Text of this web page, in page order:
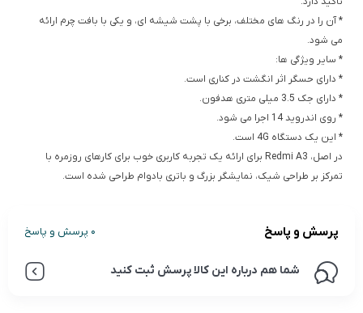
* آن را در رنگ های مختلف، برخی با پشت شیشه ای، و یکی با بافت چرم ارائه
می شود.
* سایر ویژگی ها:
* دارای حسگر اثر انگشت در کناری است.
* دارای جک 3.5 میلی متری هدفون.
* روی اندروید 14 اجرا می شود.
* این یک دستگاه 4G است.
در اصل، Redmi A3 برای ارائه یک تجربه کاربری خوب برای کارهای روزمره با
تمرکز بر طراحی شیک، نمایشگر بزرگ و باتری بادوام طراحی شده است.
پرسش و پاسخ 0 پرسش و پاسخ
شما هم درباره این کالا پرسش ثبت کنید